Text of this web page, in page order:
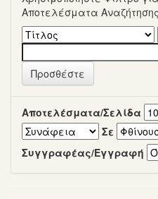
Αποτελέσματα
Αποτελέσματα/Σελίδα
Σε
Συγγραφέας/Εγγραφή